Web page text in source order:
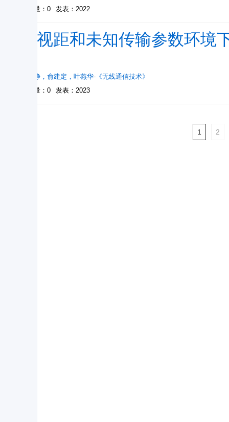
被引量：0
发表：2022
非视距和未知传输参数环境
胡文静 ， 俞建定 ， 叶燕华- 《无线通信技术》
被引量：0
发表：2023
1 2